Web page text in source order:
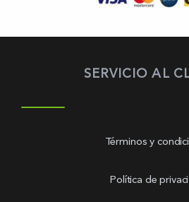
SERVICIO AL
Términos y
Política de